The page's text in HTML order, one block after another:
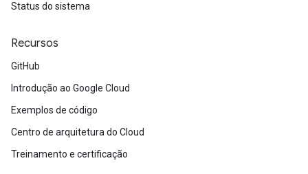
Status do sistema
Recursos
GitHub
Introdução ao Google Cloud
Exemplos de código
Centro de arquitetura do Cloud
Treinamento e certificação